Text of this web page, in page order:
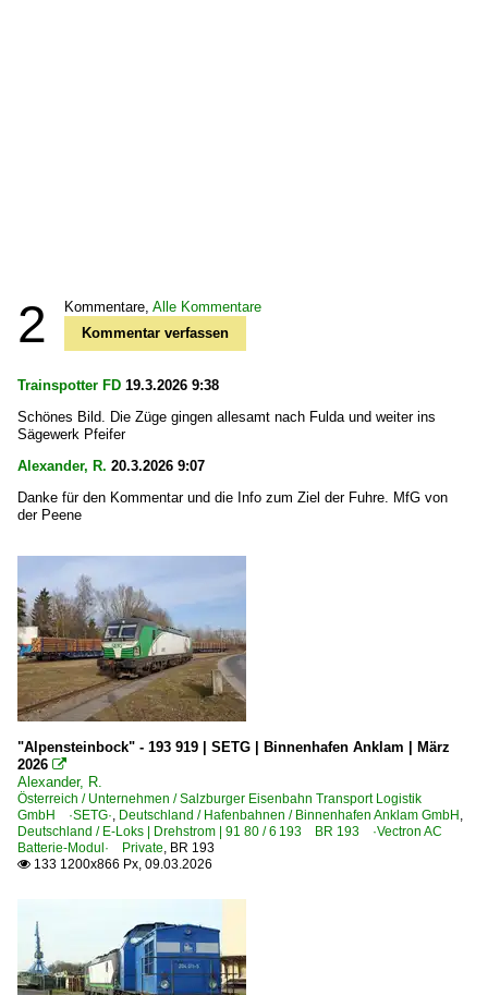
2 Kommentare, Alle Kommentare
Kommentar verfassen
Trainspotter FD 19.3.2026 9:38
Schönes Bild. Die Züge gingen allesamt nach Fulda und weiter ins
Sägewerk Pfeifer
Alexander, R. 20.3.2026 9:07
Danke für den Kommentar und die Info zum Ziel der Fuhre. MfG von
der Peene
"Alpensteinbock" - 193 919 | SETG | Binnenhafen Anklam | März
2026 
Alexander, R.
Österreich / Unternehmen / Salzburger Eisenbahn Transport Logistik
GmbH ·SETG· Deutschland / Hafenbahnen / Binnenhafen Anklam GmbH
Deutschland / E-Loks | Drehstrom | 91 80 / 6 193 BR 193 ·Vectron AC
Batterie-Modul· Private BR 193
 133 1200x866 Px, 09.03.2026